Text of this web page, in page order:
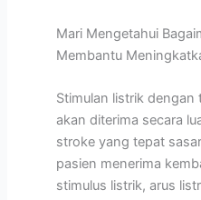
Mari Mengetahui
Membantu
Stimulan listrik dengan
akan diterima secara
stroke yang tepat
pasien menerima
stimulus listrik, arus